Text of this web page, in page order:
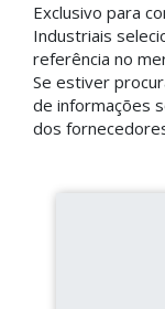
Exclusivo para
Industriais
referência no
Se estiver
de informações
dos